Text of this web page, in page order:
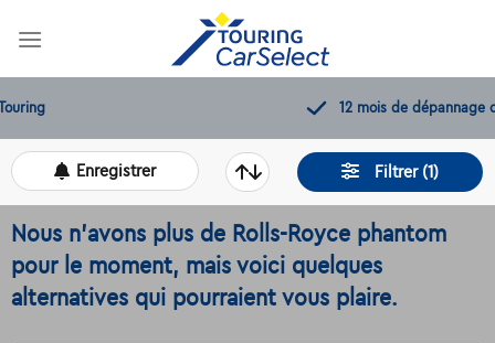
12 mois de dépannage offerts
Filtrer (1)
Enregistrer
Nous n'avons plus de Rolls-Royce phantom
pour le moment, mais voici quelques
alternatives qui pourraient vous plaire.